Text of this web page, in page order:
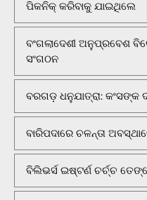
ପିକନିକ୍‌ କରିବାକୁ ଯାଇଥିଲେ
ବଂଗଲାଦେଶୀ ଅନୁପ୍ରବେଶ
ସଂଗଠନ
ବରଗଡ଼ ଧନୁଯାତ୍ରା: କଂସଙ୍କ
ବାରିପଦାରେ ଚଳନ୍ତା
ବିଲିଭର୍ସ ଇଷ୍ଟର୍ଣ ଚର୍ଚ୍ଚ